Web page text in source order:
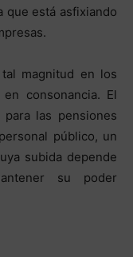
que está asfixiando
magnitud en los
consonancia. El
las pensiones
público, un
subida depende
su poder